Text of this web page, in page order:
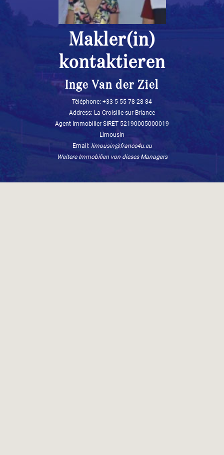
Makler(in)
kontaktieren
Inge Van der Ziel
Téléphone: ‭+33 5 55 78 28 84‬
Address: La Croisille sur Briance
Agent Immobilier SIRET 52190005000019
Limousin
Email: limousin@france4u.eu
Weitere Immobilien von dieses Managers